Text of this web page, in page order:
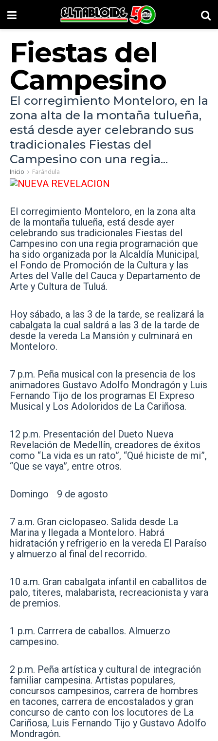
Fiestas del
Campesino
El corregimiento Monteloro, en la
zona alta de la montaña tulueña,
está desde ayer celebrando sus
tradicionales Fiestas del
Campesino con una regia...
Inicio Farándula
El corregimiento Monteloro, en la zona alta
de la montaña tulueña, está desde ayer
celebrando sus tradicionales Fiestas del
Campesino con una regia programación que
ha sido organizada por la Alcaldía Municipal,
el Fondo de Promoción de la Cultura y las
Artes del Valle del Cauca y Departamento de
Arte y Cultura de Tuluá.
Hoy sábado, a las 3 de la tarde, se realizará la
cabalgata la cual saldrá a las 3 de la tarde de
desde la vereda La Mansión y culminará en
Monteloro.
7 p.m. Peña musical con la presencia de los
animadores Gustavo Adolfo Mondragón y Luis
Fernando Tijo de los programas El Expreso
Musical y Los Adoloridos de La Cariñosa.
12 p.m. Presentación del Dueto Nueva
Revelación de Medellín, creadores de éxitos
como “La vida es un rato”, “Qué hiciste de mi”,
“Que se vaya”, entre otros.
Domingo 9 de agosto
7 a.m. Gran ciclopaseo. Salida desde La
Marina y llegada a Monteloro. Habrá
hidratación y refrigerio en la vereda El Paraíso
y almuerzo al final del recorrido.
10 a.m. Gran cabalgata infantil en caballitos de
palo, titeres, malabarista, recreacionista y vara
de premios.
1 p.m. Carrrera de caballos. Almuerzo
campesino.
2 p.m. Peña artística y cultural de integración
familiar campesina. Artistas populares,
concursos campesinos, carrera de hombres
en tacones, carrera de encostalados y gran
concurso de canto con los locutores de La
Cariñosa, Luis Fernando Tijo y Gustavo Adolfo
Mondragón.